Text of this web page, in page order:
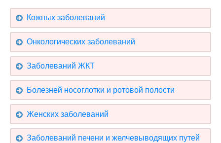
Кожных заболеваний
Онкологических заболеваний
Заболеваний ЖКТ
Болезней носоглотки и ротовой полости
Женских заболеваний
Заболеваний печени и желчевыводящих путей